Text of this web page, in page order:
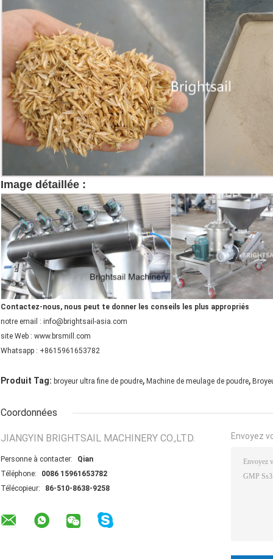
Image détaillée :
Contactez-nous, nous peut te donner les conseils les plus appropriés
notre email : info@brightsail-asia.com
site Web : www.brsmill.com
Whatsapp : +8615961653782
Produit Tag: broyeur ultra fine de poudre, Machine de meulage de poudre,
Coordonnées
JIANGYIN BRIGHTSAIL MACHINERY CO.,LTD.
Personne à contacter:
Qian
Téléphone:
0086 15961653782
Télécopieur:
86-510-8638-9258
Envoyez